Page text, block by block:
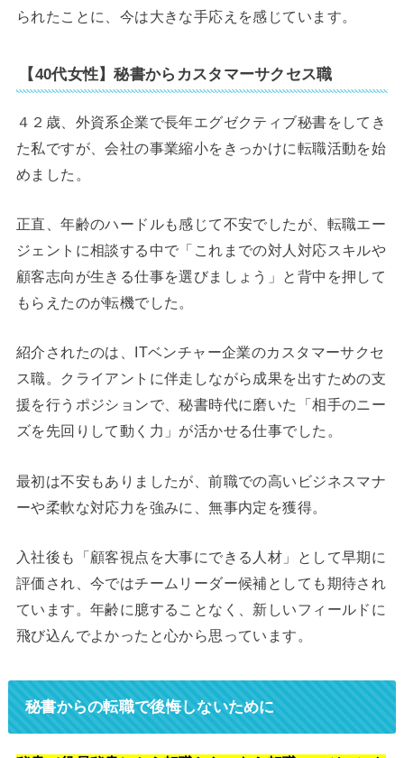
られたことに、今は大きな手応えを感じています。
【40代女性】秘書からカスタマーサクセス職
４２歳、外資系企業で長年エグゼクティブ秘書をしてき
た私ですが、会社の事業縮小をきっかけに転職活動を始
めました。
正直、年齢のハードルも感じて不安でしたが、転職エー
ジェントに相談する中で「これまでの対人対応スキルや
顧客志向が生きる仕事を選びましょう」と背中を押して
もらえたのが転機でした。
紹介されたのは、ITベンチャー企業のカスタマーサクセ
ス職。クライアントに伴走しながら成果を出すための支
援を行うポジションで、秘書時代に磨いた「相手のニー
ズを先回りして動く力」が活かせる仕事でした。
最初は不安もありましたが、前職での高いビジネスマナ
ーや柔軟な対応力を強みに、無事内定を獲得。
入社後も「顧客視点を大事にできる人材」として早期に
評価され、今ではチームリーダー候補としても期待され
ています。年齢に臆することなく、新しいフィールドに
飛び込んでよかったと心から思っています。
秘書からの転職で後悔しないために